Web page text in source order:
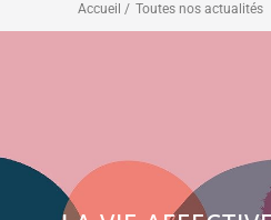
Accueil / Toutes nos actualités